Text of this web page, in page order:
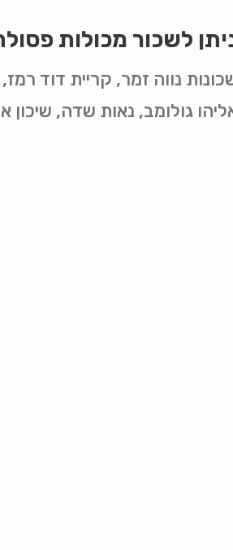
לשכור מכולות
גולומב, נאות שדה, שיכון